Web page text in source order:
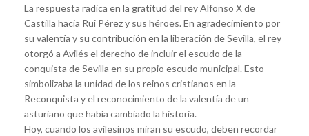
La respuesta radica en la gratitud del rey Alfonso X de
Castilla hacia Rui Pérez y sus héroes. En agradecimiento por
su valentía y su contribución en la liberación de Sevilla, el rey
otorgó a Avilés el derecho de incluir el escudo de la
conquista de Sevilla en su propio escudo municipal. Esto
simbolizaba la unidad de los reinos cristianos en la
Reconquista y el reconocimiento de la valentía de un
asturiano que había cambiado la historia.
Hoy, cuando los avilesinos miran su escudo, deben recordar